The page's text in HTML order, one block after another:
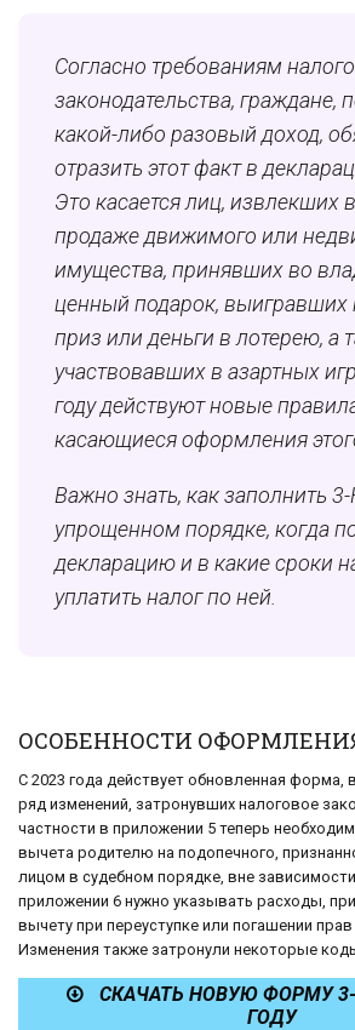
Согласно требованиям
законодательства, граждане,
какой-либо разовый доход,
отразить этот факт в
Это касается лиц, извлекших
продаже движимого или
имущества, принявших во
ценный подарок, выигравших
приз или деньги в лотерею, а
участвовавших в азартных
году действуют новые
касающиеся оформления
Важно знать, как заполнить
упрощенном порядке, когда
декларацию и в какие сроки
уплатить налог по ней.
ОСОБЕННОСТИ
С 2023 года действует обновленная форма,
ряд изменений, затронувших налоговое
частности в приложении 5 теперь
вычета родителю на подопечного,
лицом в судебном порядке, вне
приложении 6 нужно указывать расходы,
вычету при переуступке или погашении
Изменения также затронули некоторые
СКАЧАТЬ НОВУЮ ФОРМУ
ГОДУ